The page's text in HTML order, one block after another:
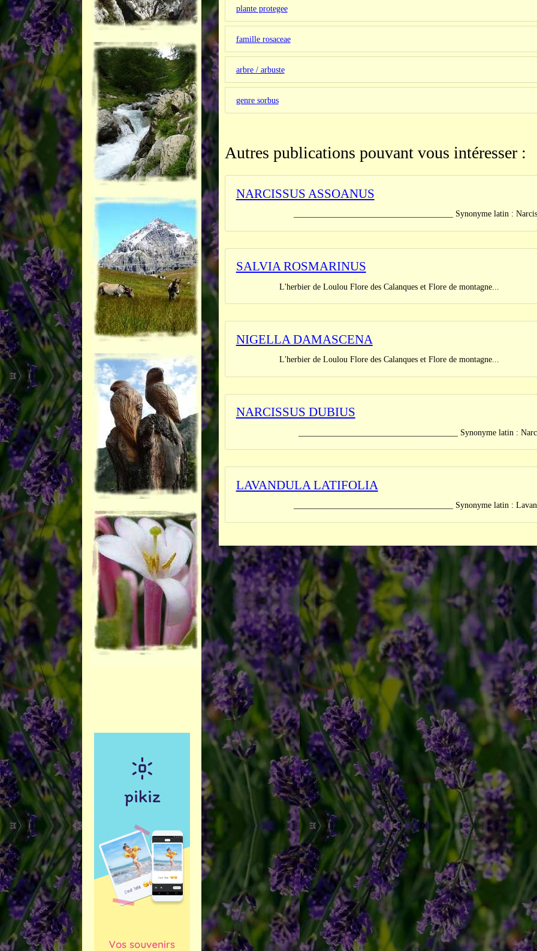
plante protegee
famille rosaceae
arbre / arbuste
genre sorbus
Autres publications pouvant vous intéresser :
NARCISSUS ASSOANUS
______________________________________ Synonyme latin :
SALVIA ROSMARINUS
L'herbier de Loulou Flore des Calanques et Flore de montagne...
NIGELLA DAMASCENA
L'herbier de Loulou Flore des Calanques et Flore de montagne...
NARCISSUS DUBIUS
______________________________________ Synonyme latin :
LAVANDULA LATIFOLIA
______________________________________ Synonyme latin :